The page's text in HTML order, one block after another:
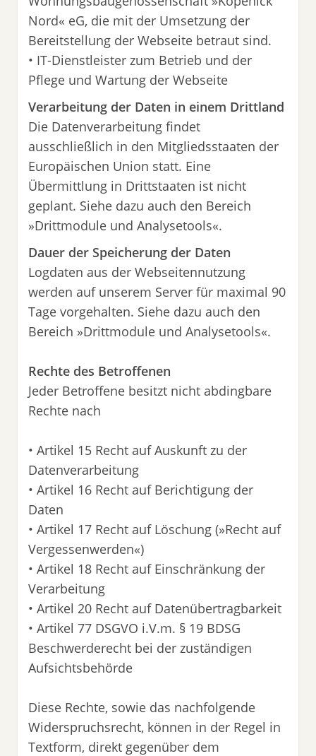
Nord« eG, die mit der Umsetzung der
Bereitstellung der Webseite betraut sind.
• IT-Dienstleister zum Betrieb und der
Pflege und Wartung der Webseite
Verarbeitung der Daten in einem Drittland
Die Datenverarbeitung findet
ausschließlich in den Mitgliedsstaaten der
Europäischen Union statt. Eine
Übermittlung in Drittstaaten ist nicht
geplant. Siehe dazu auch den Bereich
»Drittmodule und Analysetools«.
Dauer der Speicherung der Daten
Logdaten aus der Webseitennutzung
werden auf unserem Server für maximal 90
Tage vorgehalten. Siehe dazu auch den
Bereich »Drittmodule und Analysetools«.
Rechte des Betroffenen
Jeder Betroffene besitzt nicht abdingbare
Rechte nach
• Artikel 15 Recht auf Auskunft zu der
Datenverarbeitung
• Artikel 16 Recht auf Berichtigung der
Daten
• Artikel 17 Recht auf Löschung (»Recht auf
Vergessenwerden«)
• Artikel 18 Recht auf Einschränkung der
Verarbeitung
• Artikel 20 Recht auf Datenübertragbarkeit
• Artikel 77 DSGVO i.V.m. § 19 BDSG
Beschwerderecht bei der zuständigen
Aufsichtsbehörde
Diese Rechte, sowie das nachfolgende
Widerspruchsrecht, können in der Regel in
Textform, direkt gegenüber dem